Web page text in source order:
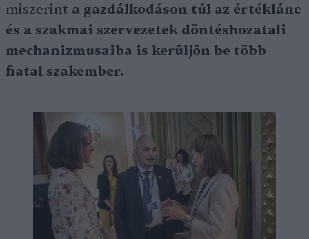
miszerint a gazdálkodáson túl az értéklánc
és a szakmai szervezetek döntéshozatali
mechanizmusaiba is kerüljön be több
fiatal szakember.